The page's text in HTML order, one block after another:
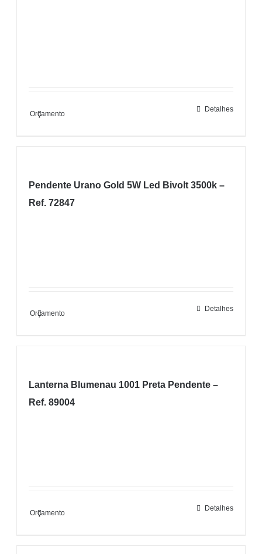
Orçamento
Detalhes
Pendente Urano Gold 5W Led Bivolt 3500k –
Ref. 72847
Orçamento
Detalhes
Lanterna Blumenau 1001 Preta Pendente –
Ref. 89004
Orçamento
Detalhes